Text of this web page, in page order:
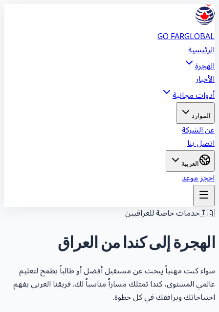
GO FARGLOBAL
الرئيسية
الهجرة
الأخبار
أدوات مجانية
الموارد
عن الشركة
اتصل بنا
العربية
احجز موعد
خدمات خاصة للعراقيين
إلى كندا من العراق
كنت مهنياً يبحث عن مستقبل أفضل أو طالباً يطمح لتعليم
المستوى، كندا تمتلك مساراً مناسباً لك. فريقنا العربي يفهم
ويرافقك في كل خطوة.